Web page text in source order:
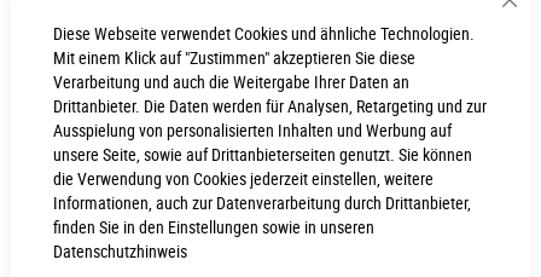
Diese Webseite verwendet Cookies und ähnliche Technologien.
Mit einem Klick auf "Zustimmen" akzeptieren Sie diese
Verarbeitung und auch die Weitergabe Ihrer Daten an
Drittanbieter. Die Daten werden für Analysen, Retargeting und zur
Ausspielung von personalisierten Inhalten und Werbung auf
unsere Seite, sowie auf Drittanbieterseiten genutzt. Sie können
die Verwendung von Cookies jederzeit einstellen, weitere
Informationen, auch zur Datenverarbeitung durch Drittanbieter,
finden Sie in den Einstellungen sowie in unseren
Datenschutzhinweis
RAHMENHÖHE
S XL
IN DEN WARENKORB
PROBEFAHRT VEREINBAREN